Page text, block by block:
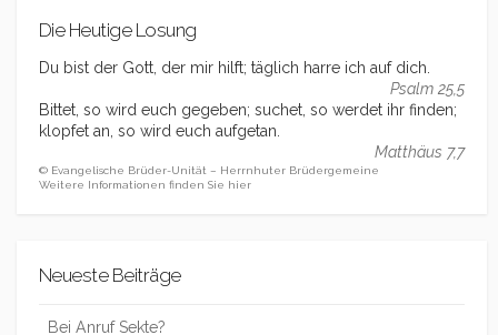
Die Heutige Losung
Du bist der Gott, der mir hilft; täglich harre ich auf dich.
Psalm 25,5
Bittet, so wird euch gegeben; suchet, so werdet ihr finden;
klopfet an, so wird euch aufgetan.
Matthäus 7,7
© Evangelische Brüder-Unität – Herrnhuter Brüdergemeine
Weitere Informationen finden Sie hier
Neueste Beiträge
Bei Anruf Sekte?